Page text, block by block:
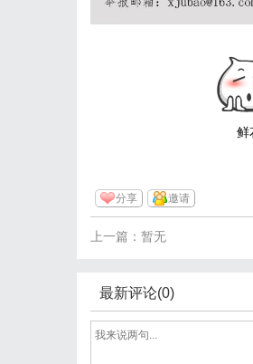
鲜
分享 邀请
上一篇：暂无
最新评论(0)